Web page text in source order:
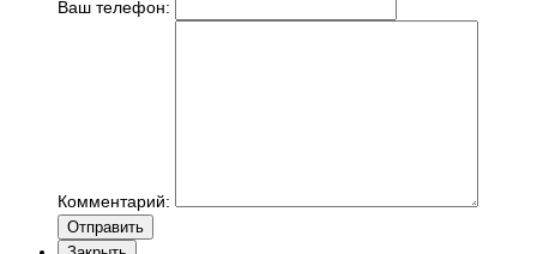
Ваш телефон:
Комментарий:
Отправить